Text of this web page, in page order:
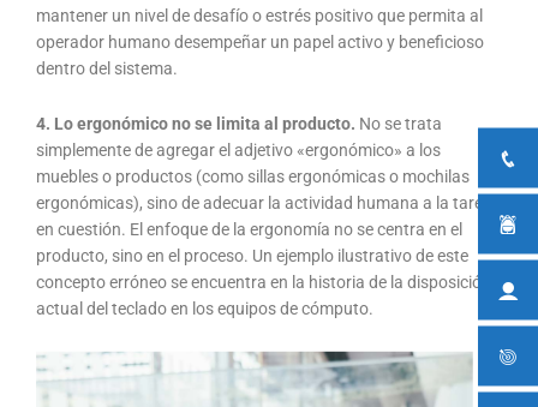
mantener un nivel de desafío o estrés positivo que permita al
operador humano desempeñar un papel activo y beneficioso
dentro del sistema.
4. Lo ergonómico no se limita al producto. No se trata
simplemente de agregar el adjetivo «ergonómico» a los
muebles o productos (como sillas ergonómicas o mochilas
ergonómicas), sino de adecuar la actividad humana a la tarea
en cuestión. El enfoque de la ergonomía no se centra en el
producto, sino en el proceso. Un ejemplo ilustrativo de este
concepto erróneo se encuentra en la historia de la disposición
actual del teclado en los equipos de cómputo.